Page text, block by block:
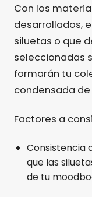
Con los
desarrollados,
siluetas o que
seleccionadas
formarán tu
condensada
Factores a
Consistencia
que las
de tu